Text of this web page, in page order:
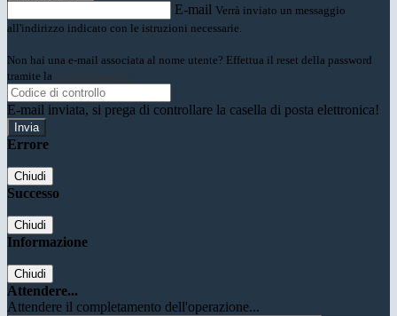
E-mail Verrà inviato un messaggio
all'indirizzo indicato con le istruzioni necessarie.
Non hai una e-mail associata al nome utente? Effettua il reset della password
tramite la
E-mail inviata, si prega di controllare la casella di posta elettronica!
Errore
Chiudi
Successo
Chiudi
Informazione
Chiudi
Attendere...
Attendere il completamento dell'operazione...